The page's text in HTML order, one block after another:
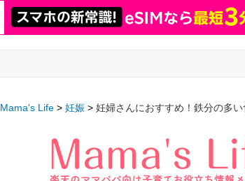
Mama's Life 妊娠 妊婦さんにおすすめ！鉄分の多